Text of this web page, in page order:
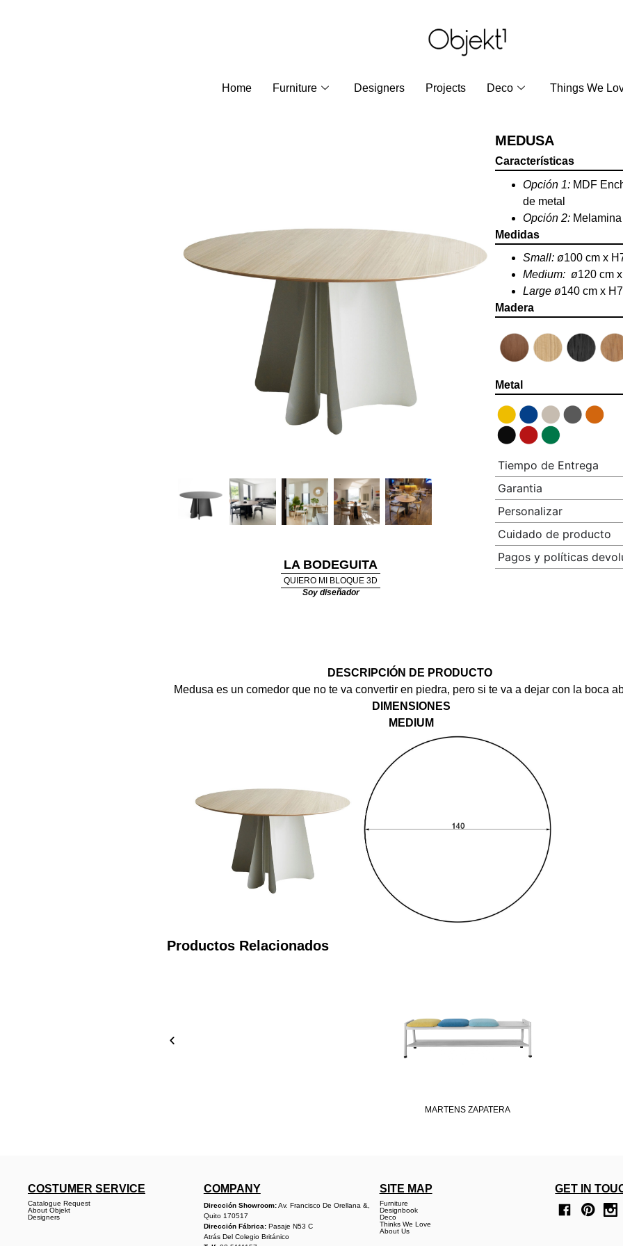
Home Furniture Designers Projects Deco Things We
LA BODEGUITA
QUIERO MI BLOQUE 3D
Soy diseñador
MEDUSA
Características
Opción 1:MDF
de metal
Opción 2:
Medidas
Small: ø100 cm x
Medium: ø120 cm
Large ø140 cm x
Madera
Metal
Tiempo de Entrega
Garantia
Personalizar
Cuidado de producto
Pagos y políticas
DESCRIPCIÓN DE PRODUCTO
Medusa es un comedor que no te va convertir en piedra, pero si te va a dejar con la boca
DIMENSIONES
MEDIUM
Productos Relacionados
MARTENS ZAPATERA
COSTUMER SERVICE
Catalogue Request
About Objekt
Designers
COMPANY
Dirección Showroom:Av. Francisco De Orellana &,
Quito 170517
Dirección Fábrica:Pasaje N53 C
Atrás Del Colegio Británico
SITE MAP
Furniture
Designbook
Deco
Thinks We Love
About Us
GET IN